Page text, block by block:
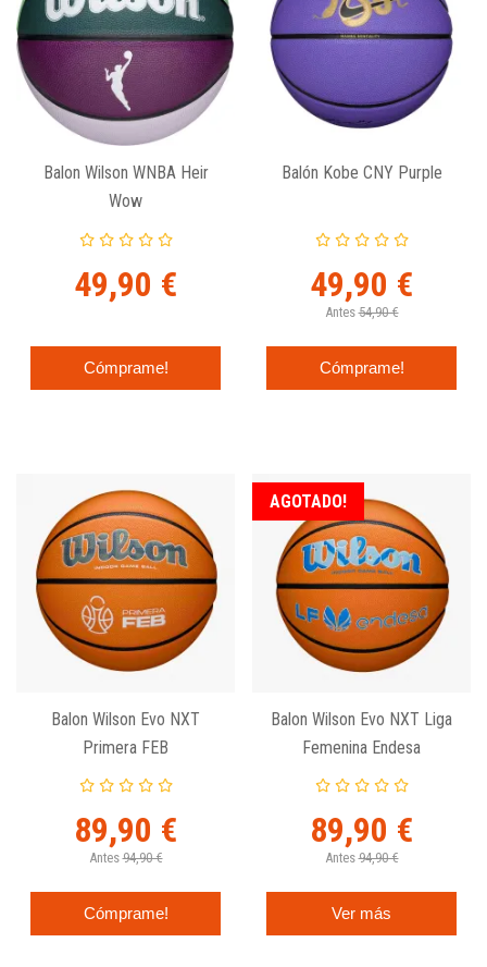
Balon Wilson WNBA Heir
Wow
49,90 €
Cómprame!
Balón Kobe CNY Purple
49,90 €
Antes 54,90 €
Cómprame!
Balon Wilson Evo NXT
Primera FEB
89,90 €
Antes 94,90 €
Cómprame!
Balon Wilson Evo NXT Liga
Femenina Endesa
89,90 €
Antes 94,90 €
Ver más
AGOTADO!